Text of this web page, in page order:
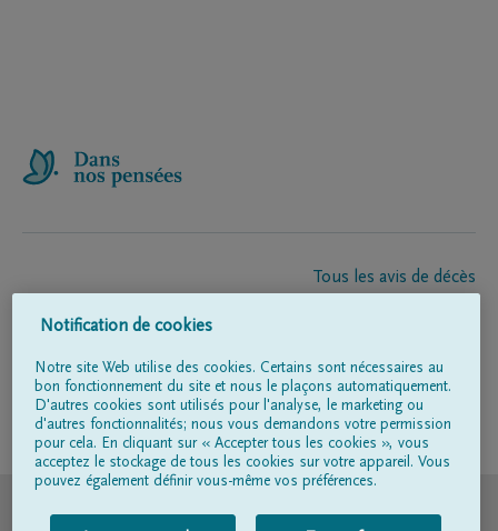
Tous les avis de décès
Entrepreneur de pompes funèbres
Suivez-nous sur
Notification de cookies
Notre site Web utilise des cookies. Certains sont nécessaires au
bon fonctionnement du site et nous le plaçons automatiquement.
D'autres cookies sont utilisés pour l'analyse, le marketing ou
d'autres fonctionnalités; nous vous demandons votre permission
pour cela. En cliquant sur « Accepter tous les cookies », vous
acceptez le stockage de tous les cookies sur votre appareil. Vous
pouvez également définir vous-même vos préférences.